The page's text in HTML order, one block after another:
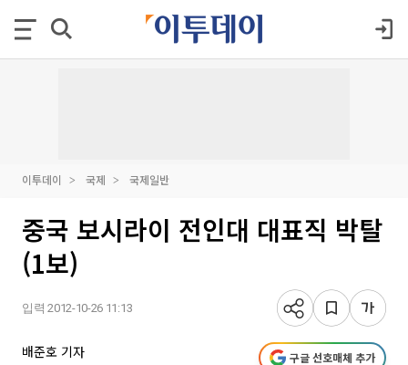
이투데이 국제 국제일반
중국 보시라이 전인대 대표직 박탈
(1보)
입력 2012-10-26 11:13
배준호 기자 구글 선호매체 추가